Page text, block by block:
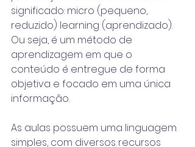
significado: micro (pequeno,
reduzido) learning (aprendizado).
Ou seja, é um método de
aprendizagem em que o
conteúdo é entregue de forma
objetiva e focado em uma única
informação.
As aulas possuem uma linguagem
simples, com diversos recursos